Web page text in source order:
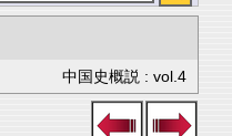
中国史概説 : vol.4